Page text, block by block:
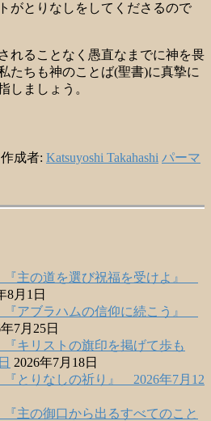
がとりなしをしてくださるので
れることなく愚直なまでに神を畏
たちも神のことば(聖書)に真摯に
しましょう。
成者: Katsuyoshi Takahashi パーマ
主の道を選び祝福を受けよ』
8月1日
アブラハムの信仰に続こう』
7月25日
キリストの旗印を掲げて歩も
2026年7月18日
とりなしの祈り』 2026年7月12
主の御口から出るすべてのこと